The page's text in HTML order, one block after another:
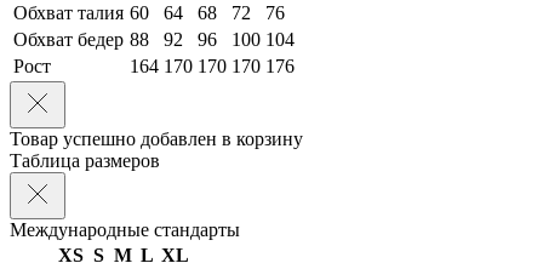
Обхват талия 60 64 68 72
76
Обхват бедер 88 92 96 100 104
Рост
164 170 170 170 176
Товар успешно добавлен в корзину
Таблица размеров
Международные стандарты
XS S M L XL